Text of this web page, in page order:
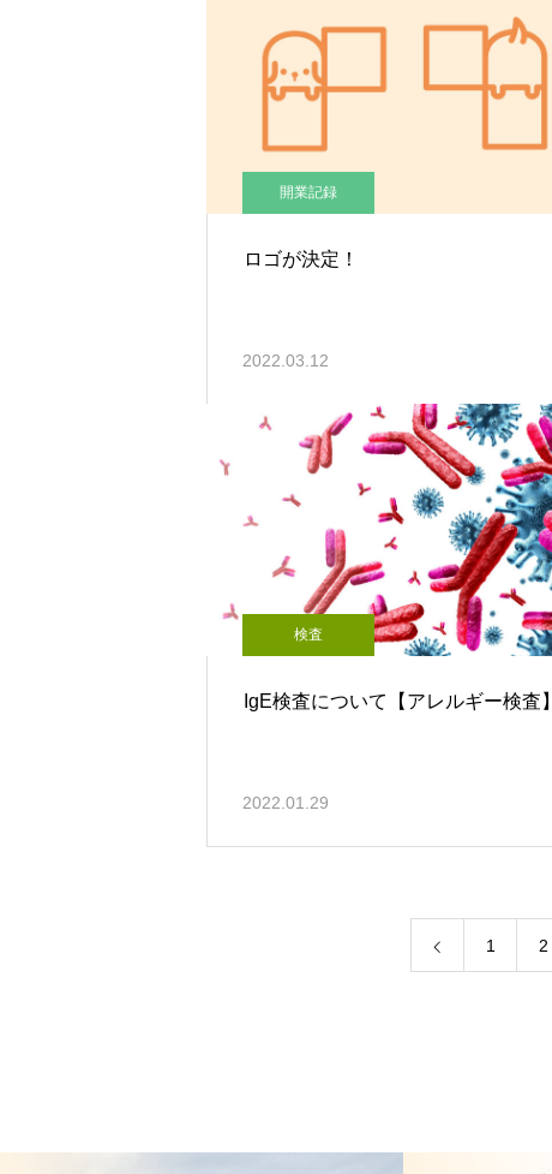
開業記録
ロゴが決定！
2022.03.12
検査
IgE検査について【アレルギー検査】
2022.01.29
1 2